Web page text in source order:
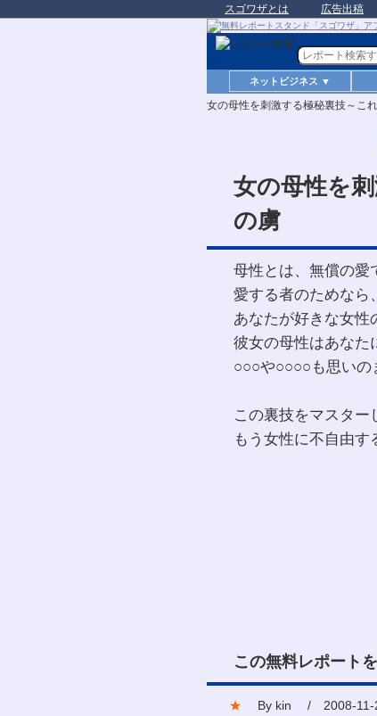
スゴワザとは 広告出稿
ネットビジネス ▼
女の母性を刺激する極秘裏技～こ
女の母性を
の虜
母性とは、無償の愛
愛する者のためなら
あなたが好きな女性
彼女の母性はあなた
○○○や○○○○も思いの
この裏技をマスター
もう女性に不自由す
この無料レポート
★
By kin / 2008-11-